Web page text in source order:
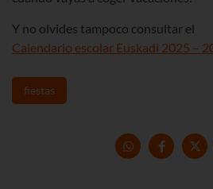
Y no olvides tampoco consultar el
Calendario escolar Euskadi 2025 –
fiestas